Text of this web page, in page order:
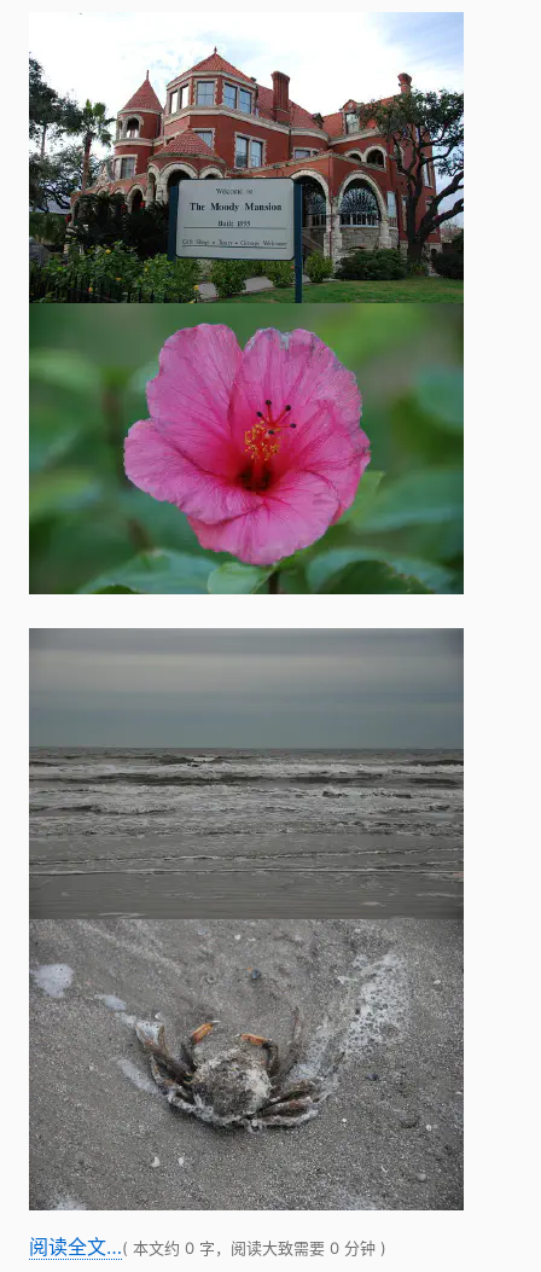
阅读全文…( 本文约 0 字，阅读大致需要 0 分钟 )